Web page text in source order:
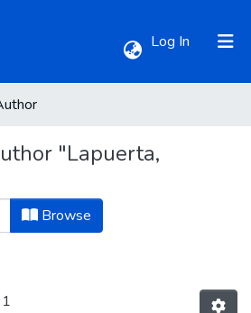
Log In (current)
"Lapuerta,
Browse